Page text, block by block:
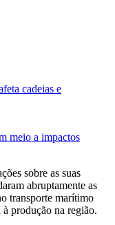
cadeias e
meio a impactos
sobre as suas
abruptamente as
transporte marítimo
à produção na região.